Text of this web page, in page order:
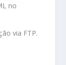
no
via FTP.